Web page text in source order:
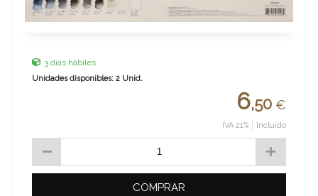
3 días hábiles
Unidades disponibles: 2 Unid.
6,50 €
IVA 21% Incluido
COMPRAR